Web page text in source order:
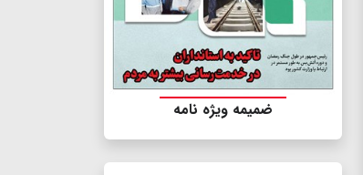
ضمیمه ویژه نامه